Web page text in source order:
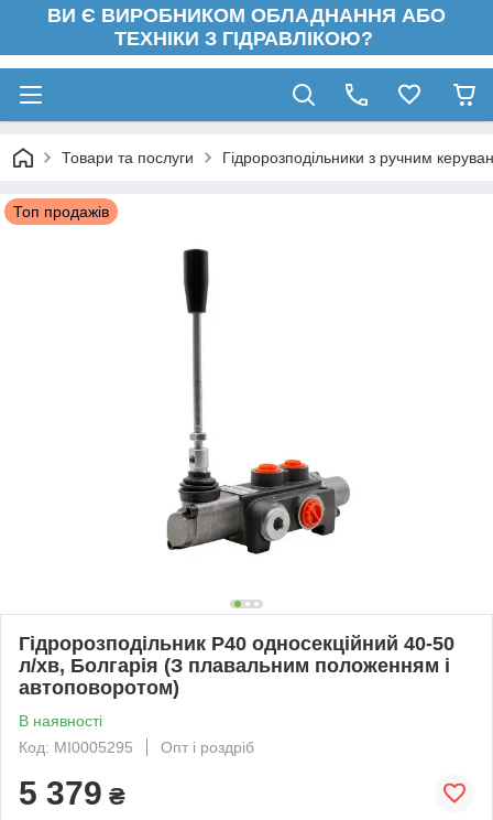
ВИ Є ВИРОБНИКОМ ОБЛАДНАННЯ АБО
ТЕХНІКИ З ГІДРАВЛІКОЮ?
Товари та послуги Гідророзподільники з ручним
Топ продажів
Гідророзподільник Р40 односекційний 40-50
л/хв, Болгарія (З плавальним положенням і
автоповоротом)
В наявності
Код: MI0005295
Опт і роздріб
5 379 ₴